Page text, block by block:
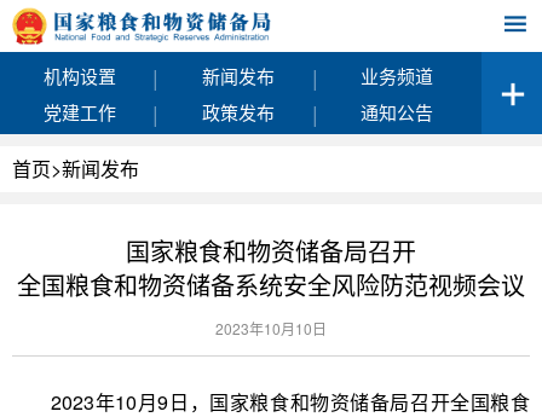
机构设置 | 新闻发布 |
业务频道
党建工作
| 政策发布 | 通知公告
首页>新闻发布
国家粮食和物资储备局召开
全国粮食和物资储备系统安全风险防范视频会议
2023年10月10日
2023年10月9日，国家粮食和物资储备局召开全国粮食